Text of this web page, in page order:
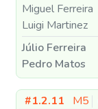
Miguel Ferreira
Luigi Martinez
Júlio Ferreira
Pedro Matos
#1.2.11 M5